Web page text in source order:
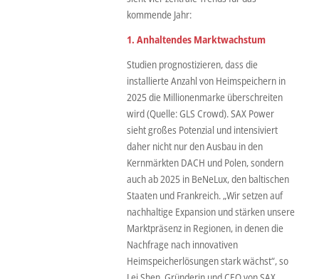
kommende Jahr:
1. Anhaltendes Marktwachstum
Studien prognostizieren, dass die
installierte Anzahl von Heimspeichern in
2025 die Millionenmarke überschreiten
wird (Quelle: GLS Crowd). SAX Power
sieht großes Potenzial und intensiviert
daher nicht nur den Ausbau in den
Kernmärkten DACH und Polen, sondern
auch ab 2025 in BeNeLux, den baltischen
Staaten und Frankreich. „Wir setzen auf
nachhaltige Expansion und stärken unsere
Marktpräsenz in Regionen, in denen die
Nachfrage nach innovativen
Heimspeicherlösungen stark wächst“, so